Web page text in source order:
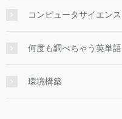
コンピュータサイエンス
何度も調べちゃう英単語
環境構築